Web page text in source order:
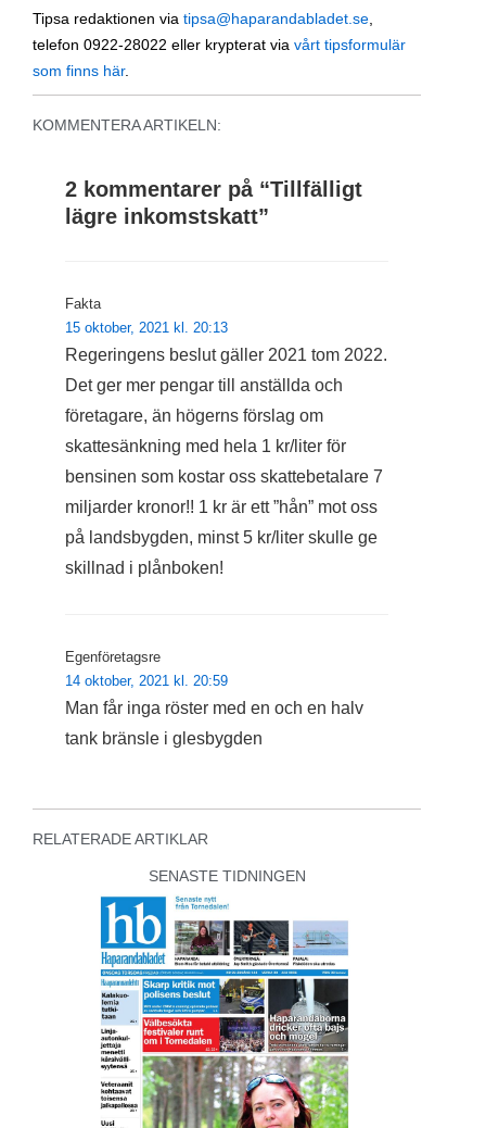
Tipsa redaktionen via tipsa@haparandabladet.se
telefon 0922-28022 eller krypterat via vårt tipsformulär
som finns här.
KOMMENTERA ARTIKELN:
2 kommentarer på “Tillfälligt
lägre inkomstskatt”
Fakta
15 oktober, 2021 kl. 20:13
Regeringens beslut gäller 2021 tom 2022.
Det ger mer pengar till anställda och
företagare, än högerns förslag om
skattesänkning med hela 1 kr/liter för
bensinen som kostar oss skattebetalare 7
miljarder kronor!! 1 kr är ett ”hån” mot oss
på landsbygden, minst 5 kr/liter skulle ge
skillnad i plånboken!
Egenföretagsre
14 oktober, 2021 kl. 20:59
Man får inga röster med en och en halv
tank bränsle i glesbygden
RELATERADE ARTIKLAR
SENASTE TIDNINGEN